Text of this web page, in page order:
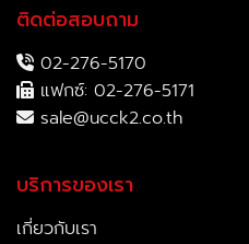
ติดต่อสอบถาม
02-276-5170
แฟกซ์: 02-276-5171
sale@ucck2.co.th
บริการของเรา
เกี่ยวกับเรา